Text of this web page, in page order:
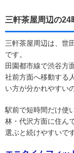
三軒茶屋周辺の24
三軒茶屋周辺は、世
です。
田園都市線で渋谷方
社前方面へ移動する
い方が分かれやすい
駅前で短時間だけ使
林・代沢方面に住ん
選ぶと続けやすいです